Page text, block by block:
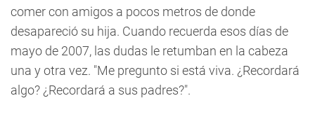
comer con amigos a pocos metros de donde
desapareció su hija. Cuando recuerda esos días de
mayo de 2007, las dudas le retumban en la cabeza
una y otra vez. "Me pregunto si está viva. ¿Recordará
algo? ¿Recordará a sus padres?".